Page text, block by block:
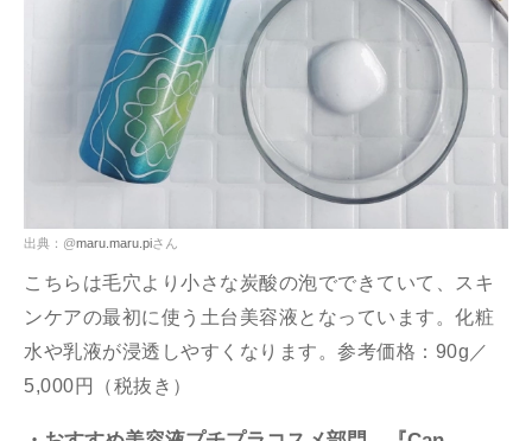
出典：@maru.maru.piさん
こちらは毛穴より小さな炭酸の泡でできていて、スキ
ンケアの最初に使う土台美容液となっています。化粧
水や乳液が浸透しやすくなります。参考価格：90g／
5,000円（税抜き）